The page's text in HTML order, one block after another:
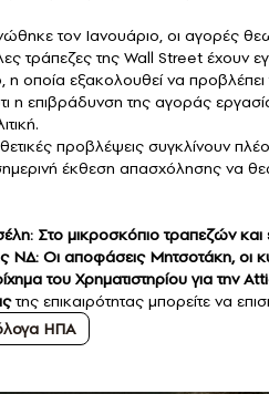
τον Ιανουάριο, οι αγορές
τράπεζες της Wall Street έχουν
η οποία εξακολουθεί να
η επιβράδυνση της αγοράς
προβλέψεις συγκλίνουν
σημερινή έκθεση απασχόλησης να
Στο μικροσκόπιο τραπεζών
Οι αποφάσεις Μητσοτάκη, οι
του Χρηματιστηρίου για την
της επικαιρότητας μπορείτε να
ΗΠΑ